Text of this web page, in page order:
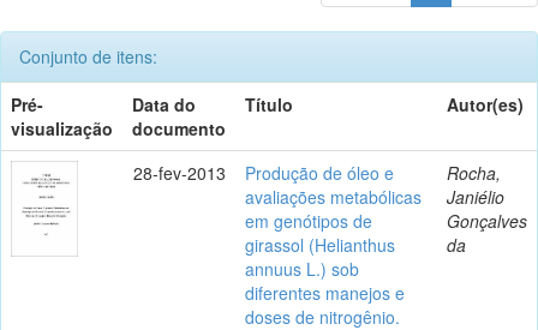
Conjunto de itens:
Pré-
visualização
Data do
documento
Título Autor(es)
28-fev-2013
Produção de óleo e
avaliações metabólicas
em genótipos de
girassol (Helianthus
annuus L.) sob
diferentes manejos e
doses de nitrogênio.
Rocha,
Janiélio
Gonçalves
da